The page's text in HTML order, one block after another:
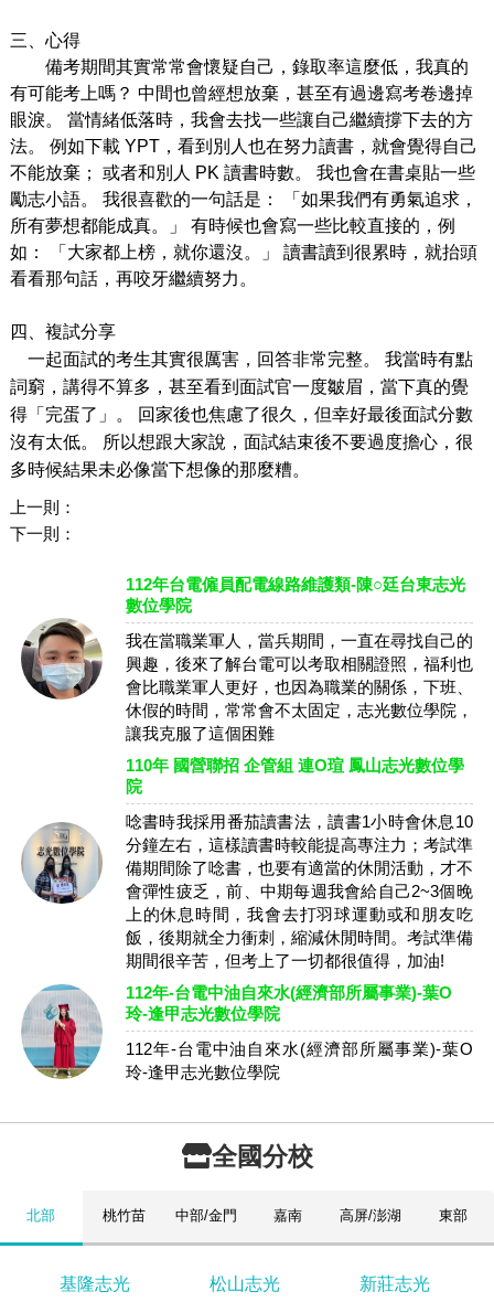
三、 ⼼得
備考期間其實常常會懷疑自己 ， 錄取率這麼低，我真的
有可能考上嗎？ 中間也曾經想放棄，甚至有過邊寫考卷邊掉
眼淚。 當情緒低落時，我會去找⼀些讓自己繼續撐下去的方
法。
例如下載 YPT，看到別 人 也在努力讀書，就會覺得自己
不能放棄；
或者和別 ⼈ PK 讀書時數。 我也會在書桌貼⼀些
勵志小語。 我很喜歡的⼀句話是：
「如果我們有勇氣追求，
所有夢想都能成真。」 有時候也會寫⼀些比較直接的，例
如：
「 ⼤家都上榜，就你還沒。」
讀書讀到很累時，就抬頭
看看那句話，再咬牙繼續努力 。
四、複試分享
⼀起面試的考生其實很厲害，回答非常完整。
我當時有點
詞窮，講得不算多，甚至看到 面試官⼀度皺眉，當下真的覺
得「完蛋了」。
回家後也焦慮了很久，但幸好最後面試分數
沒有太低。
所以想跟⼤家說， 面試結束後不要過度擔心，很
多時候結果未必像當下想像的那麼糟。
上一則：
下一則：
112年台電僱員配電線路維護類-陳○廷台東志光
數位學院
我在當職業軍人，當兵期間，一直在尋找自己的
興趣，後來了解台電可以考取相關證照，福利也
會比職業軍人更好，也因為職業的關係，下班、
休假的時間，常常會不太固定，志光數位學院，
讓我克服了這個困難
110年 國營聯招 企管組 連O瑄 鳳山志光數位學
院
唸書時我採用番茄讀書法，讀書1小時會休息10
分鐘左右，這樣讀書時較能提高專注力；考試準
備期間除了唸書，也要有適當的休閒活動，才不
會彈性疲乏，前、中期每週我會給自己2~3個晚
上的休息時間，我會去打羽球運動或和朋友吃
飯，後期就全力衝刺，縮減休閒時間。考試準備
期間很辛苦，但考上了一切都很值得，加油!
112年-台電中油自來水(經濟部所屬事業)-葉O
玲-逢甲志光數位學院
112年-台電中油自來水(經濟部所屬事業)-葉O
玲-逢甲志光數位學院
全國分校
北部 桃竹苗 中部/金門 嘉南 高屏/澎湖 東部
基隆志光 松山志光 新莊志光